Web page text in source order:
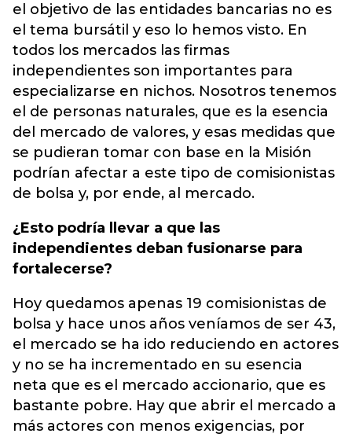
el objetivo de las entidades bancarias no es
el tema bursátil y eso lo hemos visto. En
todos los mercados las firmas
independientes son importantes para
especializarse en nichos. Nosotros tenemos
el de personas naturales, que es la esencia
del mercado de valores, y esas medidas que
se pudieran tomar con base en la Misión
podrían afectar a este tipo de comisionistas
de bolsa y, por ende, al mercado.
¿Esto podría llevar a que las
independientes deban fusionarse para
fortalecerse?
Hoy quedamos apenas 19 comisionistas de
bolsa y hace unos años veníamos de ser 43,
el mercado se ha ido reduciendo en actores
y no se ha incrementado en su esencia
neta que es el mercado accionario, que es
bastante pobre. Hay que abrir el mercado a
más actores con menos exigencias, por